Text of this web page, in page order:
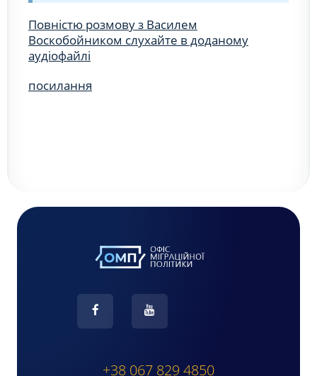
Повністю розмову з Василем
Воскобойником слухайте в доданому
аудіофайлі
посилання
+38 067 829 4850